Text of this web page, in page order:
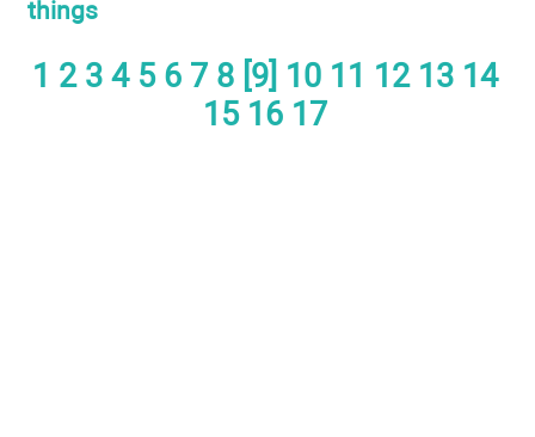
things
1 2 3 4 5 6 7 8 [9] 10 11 12 13 14
15 16 17